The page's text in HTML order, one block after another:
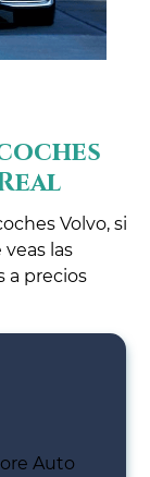
Volvo, si
las
a precios